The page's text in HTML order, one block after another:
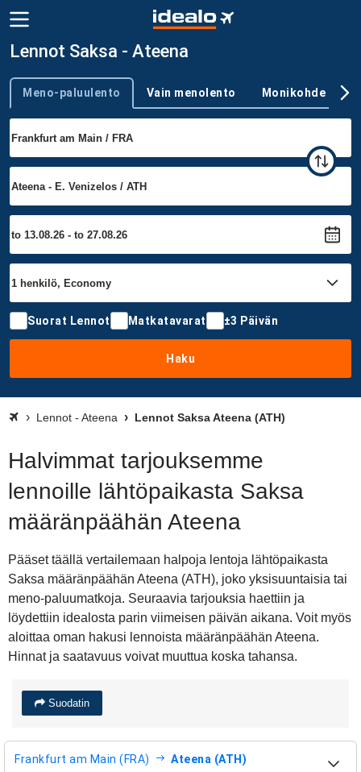
Lennot Saksa - Ateena
Trip type
Meno-paluulento Vain menolento Monikohde
Suorat Lennot Matkatavarat ±3 Päivän
Haku
Lennot - Ateena Lennot Saksa Ateena (ATH)
Halvimmat tarjouksemme
lennoille lähtöpaikasta Saksa
määränpäähän Ateena
Pääset täällä vertailemaan halpoja lentoja lähtöpaikasta
Saksa määränpäähän Ateena (ATH), joko yksisuuntaisia tai
meno-paluumatkoja. Seuraavia tarjouksia haettiin ja
löydettiin idealosta parin viimeisen päivän aikana. Voit myös
aloittaa oman hakusi lennoista määränpäähän Ateena.
Hinnat ja saatavuus voivat muuttua koska tahansa.
Suodatin
Frankfurt am Main (FRA) Ateena (ATH)